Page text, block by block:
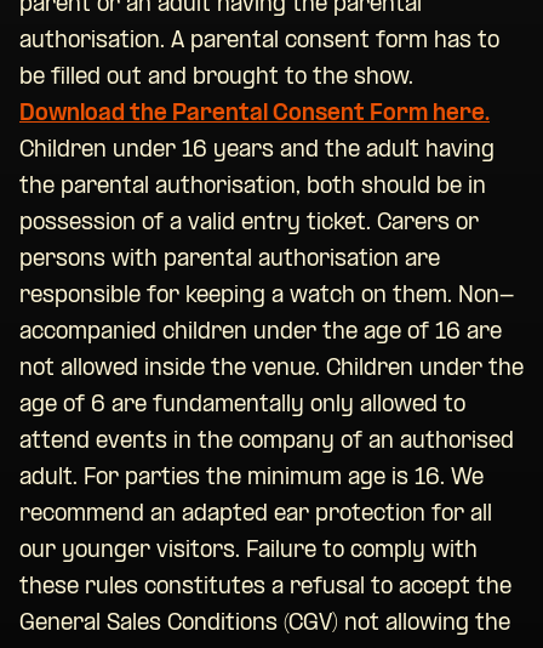
parent or an adult having the parental
authorisation. A parental consent form has to
be filled out and brought to the show.
Download the Parental Consent Form here.
Children under 16 years and the adult having
the parental authorisation, both should be in
possession of a valid entry ticket. Carers or
persons with parental authorisation are
responsible for keeping a watch on them. Non-
accompanied children under the age of 16 are
not allowed inside the venue. Children under the
age of 6 are fundamentally only allowed to
attend events in the company of an authorised
adult. For parties the minimum age is 16. We
recommend an adapted ear protection for all
our younger visitors. Failure to comply with
these rules constitutes a refusal to accept the
General Sales Conditions (CGV) not allowing the